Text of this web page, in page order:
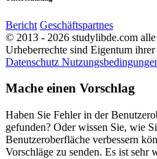
Bericht Geschäftspartnes
© 2013 - 2026 studylibde.com
Urheberrechte sind Eigentum
Datenschutz
Mache einen Vorschlag
Haben Sie Fehler in der
gefunden? Oder wissen Sie, wie
Benutzeroberfläche verbessern
Vorschläge zu senden. Es ist sehr